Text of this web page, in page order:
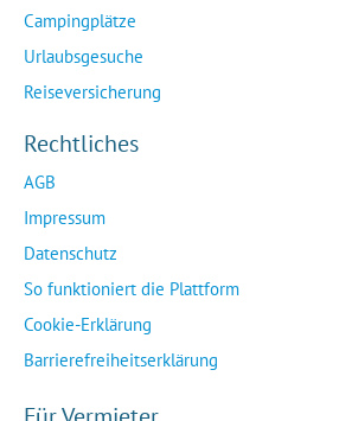
Campingplätze
Urlaubsgesuche
Reiseversicherung
Rechtliches
AGB
Impressum
Datenschutz
So funktioniert die Plattform
Cookie-Erklärung
Barrierefreiheitserklärung